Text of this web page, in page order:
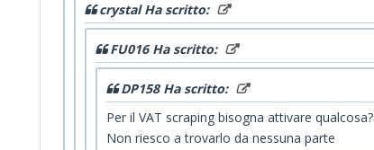
crystal Ha scritto:
FU016 Ha scritto:
DP158 Ha scritto:
Per il VAT scraping bisogna attivare qualcosa?
Non riesco a trovarlo da nessuna parte